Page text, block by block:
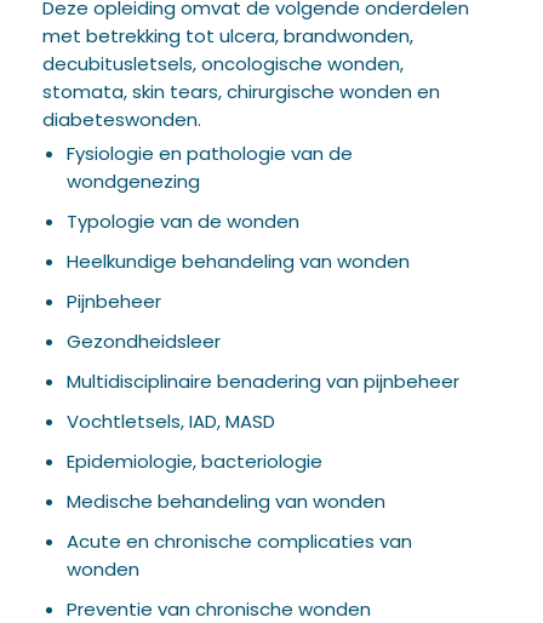
Deze opleiding omvat de volgende onderdelen
met betrekking tot ulcera, brandwonden,
decubitusletsels, oncologische wonden,
stomata, skin tears, chirurgische wonden en
diabeteswonden.
Fysiologie en pathologie van de
wondgenezing
Typologie van de wonden
Heelkundige behandeling van wonden
Pijnbeheer
Gezondheidsleer
Multidisciplinaire benadering van pijnbeheer
Vochtletsels, IAD, MASD
Epidemiologie, bacteriologie
Medische behandeling van wonden
Acute en chronische complicaties van
wonden
Preventie van chronische wonden